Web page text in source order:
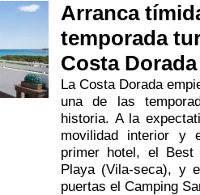
Arranca
temporada
Costa Dorada
La Costa Dorada
una de las
historia. A la
movilidad interior y
primer hotel, el Best
Playa (Vila-seca), y
puertas el Camping